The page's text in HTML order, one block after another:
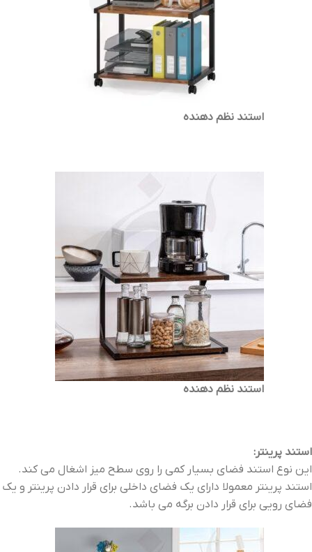
استند نظم دهنده
استند نظم دهنده
استند پرینتر:
این نوع استند فضای بسیار کمی را روی سطح میز اشغال می کند.
استند پرینتر معمولا دارای یک فضای داخلی برای قرار دادن پرینتر و یک
فضای رویی برای قرار دادن برگه می باشد.